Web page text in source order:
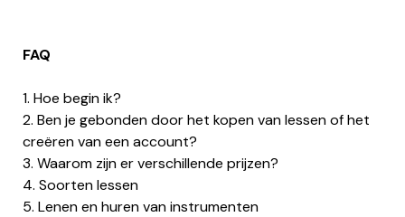
FAQ
1. Hoe begin ik?
2. Ben je gebonden door het kopen van lessen of het
creëren van een account?
3. Waarom zijn er verschillende prijzen?
4. Soorten lessen
5. Lenen en huren van instrumenten